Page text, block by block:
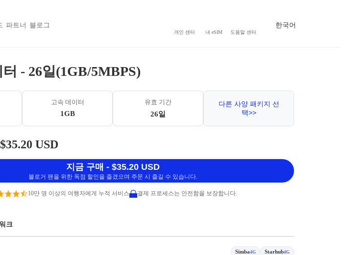
파트너 블로그
개인 센터 내 eSIM 도움말 센터
한국어
- 26일(1GB/5MBPS)
고속 데이터
1GB
유효 기간
26일
다른 사양 패키지 선
택>>
$35.20 USD
지금 구매 - $35.20 USD
블로거 팬을 위한 독점 할인을 즐겼으며 주문 시 즐길 수 있습니다.
10만 명 이상의 여행자에게 누적 서비스 결제 프로세스는 안전함을 보장합니다.
크
Simba4G Starhub4G